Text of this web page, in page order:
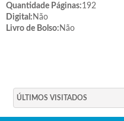
Quantidade Páginas:192
Digital: Não
Livro de Bolso: Não
ÚLTIMOS VISITADOS